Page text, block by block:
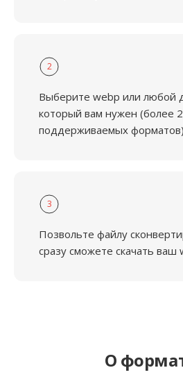
2
Выберите webp или любой
который вам нужен (более
поддерживаемых форматов)
3
Позвольте файлу
сразу сможете скачать ваш
О